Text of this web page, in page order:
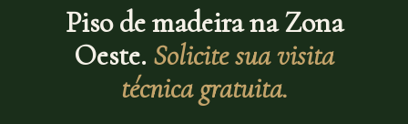
Piso de madeira na Zona
Oeste. Solicite sua visita
técnica gratuita.